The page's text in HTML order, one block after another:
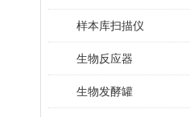
样本库扫描仪
生物反应器
生物发酵罐